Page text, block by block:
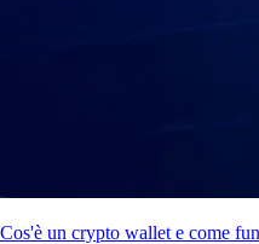
Cos'è un crypto wallet e come